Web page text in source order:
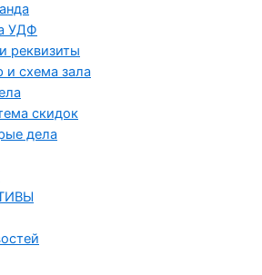
УДФ
реквизиты
и схема зала
скидок
дела